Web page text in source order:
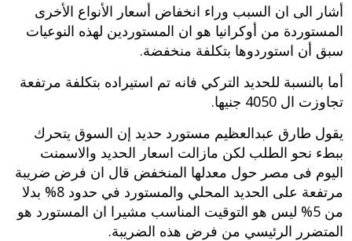
أشار الى ان السبب وراء انخفاض أسعار الأنواع الأخرى
المستوردة من أوكرانيا هو ان المستوردين لهذه النوعيات
سبق أن استوردوها بتكلفة منخفضة.
أما بالنسبة للحديد التركي فانه تم استيراده بتكلفة مرتفعة
تجاوزت ال 4050 جنيها.
يقول طارق عبدالعظيم مستورد حديد إن السوق يتحرك
ببطء نحو الطلب لكن مازالت اسعار الحديد والاسمنت
اليوم فى مصر حول معدلها المنخفض قال ان فرض ضريبة
مرتفعة على الحديد المحلي والمستورد في حدود 8% بدلا
من 5% ليس هو التوقيت المناسب مشيرا ان المستورد هو
المتضرر الرئيسي من فرض هذه الضريبة.